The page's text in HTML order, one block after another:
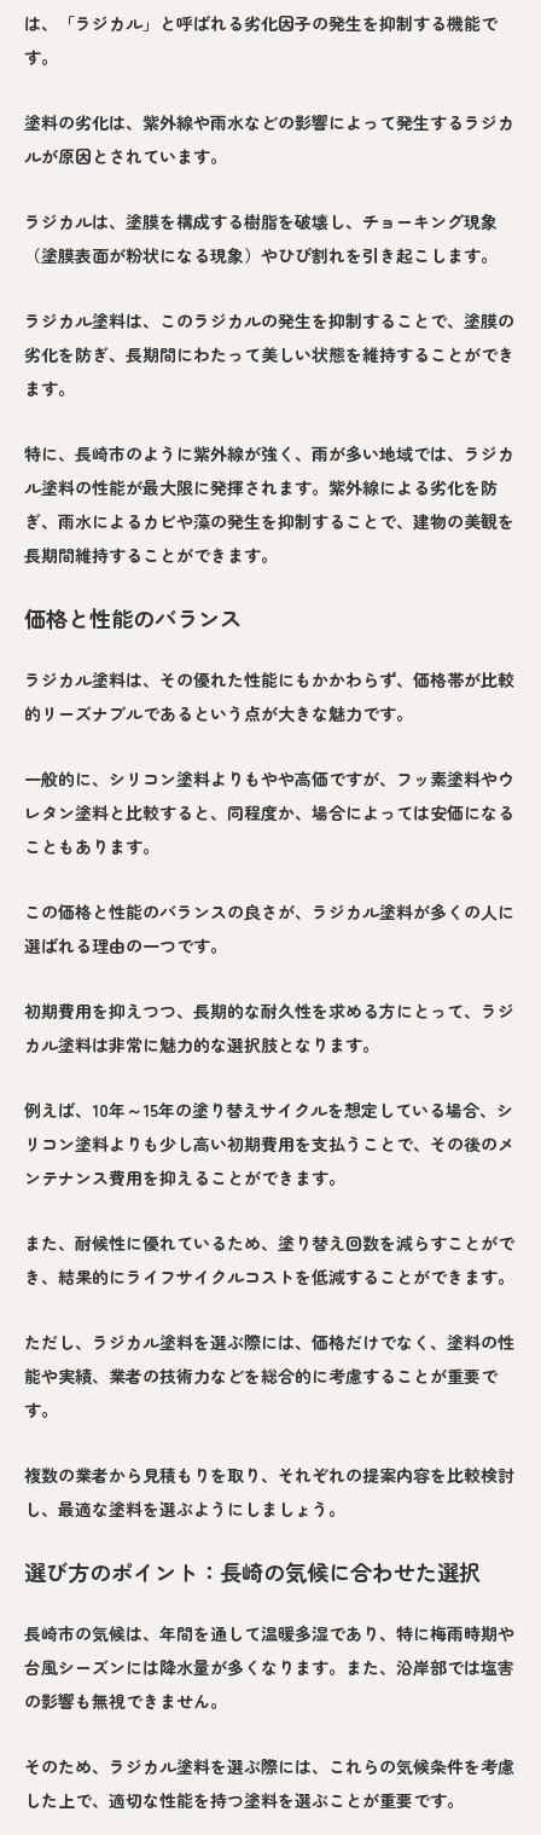
は、「ラジカル」と呼ばれる劣化因子の発生を抑制する機能で
す。
塗料の劣化は、紫外線や雨水などの影響によって発生するラジカ
ルが原因とされています。
ラジカルは、塗膜を構成する樹脂を破壊し、チョーキング現象
（塗膜表面が粉状になる現象）やひび割れを引き起こします。
ラジカル塗料は、このラジカルの発生を抑制することで、塗膜の
劣化を防ぎ、長期間にわたって美しい状態を維持することができ
ます。
特に、長崎市のように紫外線が強く、雨が多い地域では、ラジカ
ル塗料の性能が最大限に発揮されます。紫外線による劣化を防
ぎ、雨水によるカビや藻の発生を抑制することで、建物の美観を
長期間維持することができます。
価格と性能のバランス
ラジカル塗料は、その優れた性能にもかかわらず、価格帯が比較
的リーズナブルであるという点が大きな魅力です。
一般的に、シリコン塗料よりもやや高価ですが、フッ素塗料やウ
レタン塗料と比較すると、同程度か、場合によっては安価になる
こともあります。
この価格と性能のバランスの良さが、ラジカル塗料が多くの人に
選ばれる理由の一つです。
初期費用を抑えつつ、長期的な耐久性を求める方にとって、ラジ
カル塗料は非常に魅力的な選択肢となります。
例えば、10年～15年の塗り替えサイクルを想定している場合、シ
リコン塗料よりも少し高い初期費用を支払うことで、その後のメ
ンテナンス費用を抑えることができます。
また、耐候性に優れているため、塗り替え回数を減らすことがで
き、結果的にライフサイクルコストを低減することができます。
ただし、ラジカル塗料を選ぶ際には、価格だけでなく、塗料の性
能や実績、業者の技術力などを総合的に考慮することが重要で
す。
複数の業者から見積もりを取り、それぞれの提案内容を比較検討
し、最適な塗料を選ぶようにしましょう。
選び方のポイント：長崎の気候に合わせた選択
長崎市の気候は、年間を通して温暖多湿であり、特に梅雨時期や
台風シーズンには降水量が多くなります。また、沿岸部では塩害
の影響も無視できません。
そのため、ラジカル塗料を選ぶ際には、これらの気候条件を考慮
した上で、適切な性能を持つ塗料を選ぶことが重要です。